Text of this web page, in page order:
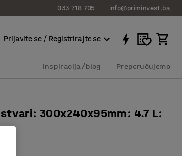
033 718 705 info@priminvest.ba
Prijavite se / Registrirajte se
Inspiracija/blog Preporučujemo
300x240x95mm: 4.7 L: